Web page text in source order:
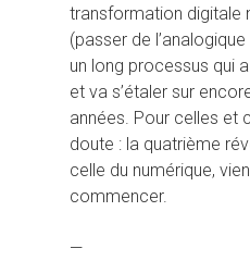
transformation digitale
(passer de
un long processus qui
et va s’étaler sur
années. Pour celles et
doute : la quatrième
celle du numérique,
commencer.
—